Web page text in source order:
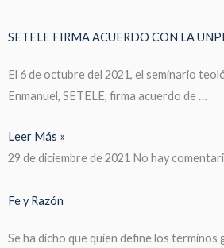
SETELE FIRMA ACUERDO CON LA UNPI
El 6 de octubre del 2021, el seminario
Enmanuel, SETELE, firma acuerdo de …
Leer Más »
29 de diciembre de 2021 No hay
Fe y Razón
Se ha dicho que quien define los términos